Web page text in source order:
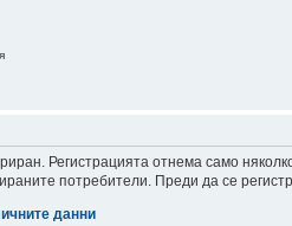
Регистрацията отнема само
потребители. Преди да се
данни